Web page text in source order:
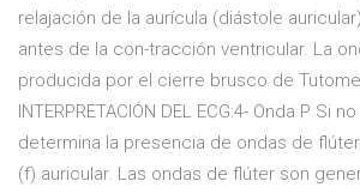
relajación de la aurícula (diástole
antes de la con-tracción ventricular. La
producida por el cierre brusco de
INTERPRETACIÓN DEL ECG:4- Onda P Si
determina la presencia de ondas de
(f) auricular. Las ondas de flúter son